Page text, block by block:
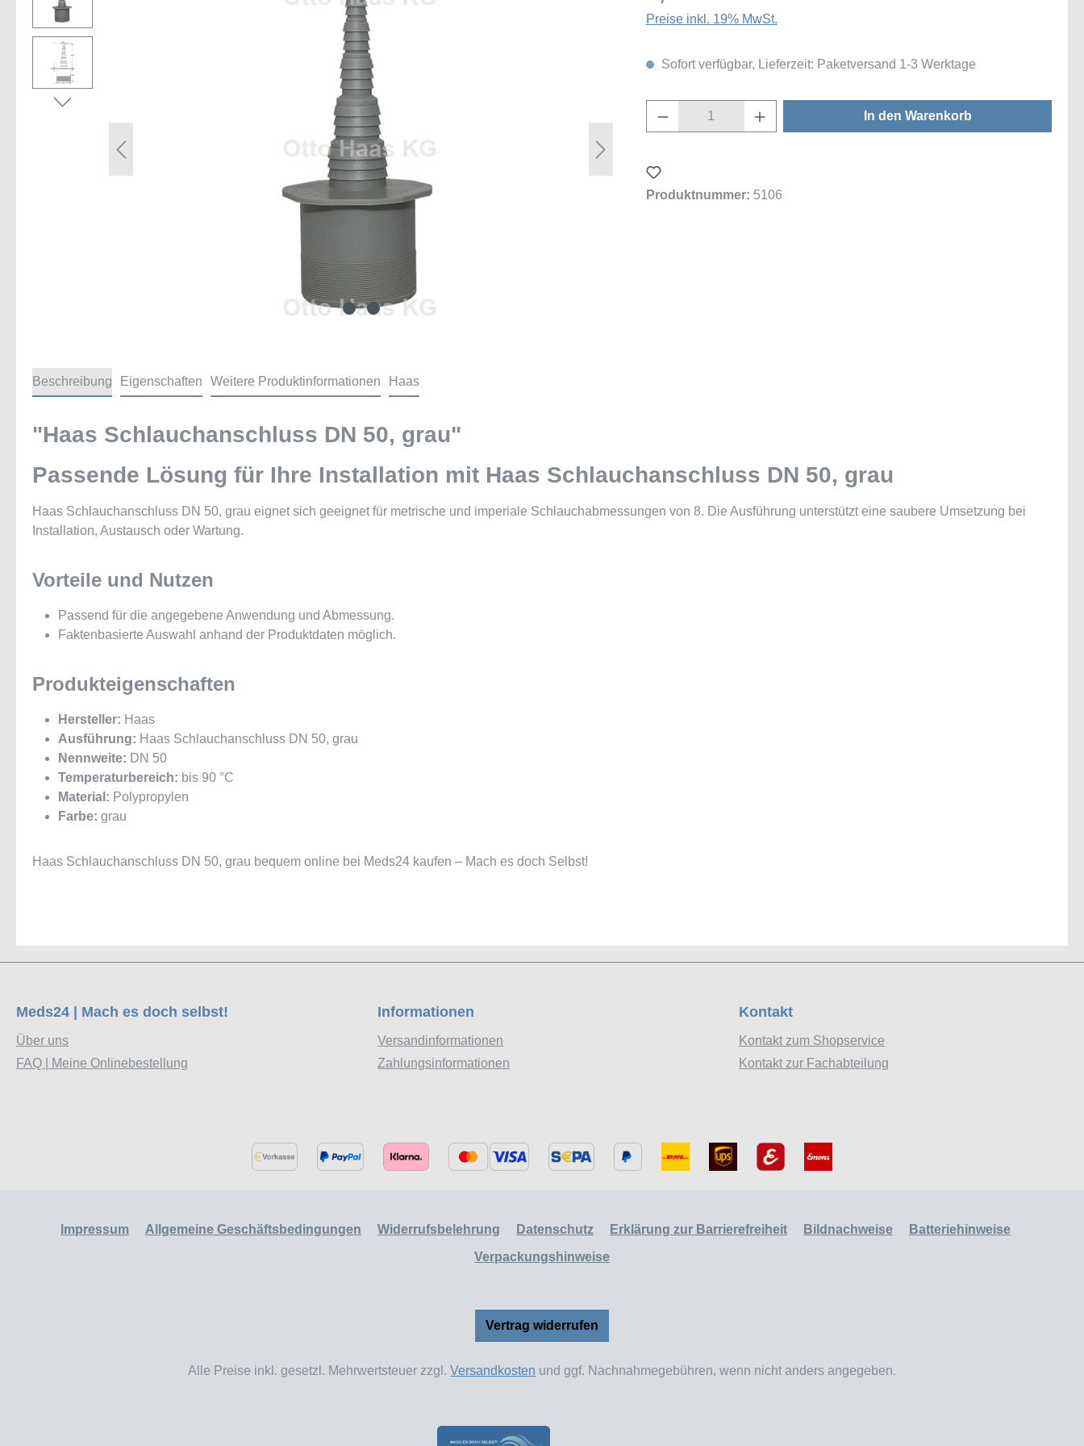
Preise inkl. 19% MwSt.
Sofort verfügbar, Lieferzeit: Paketversand 1-3 Werktage
Produkt Anzahl: Gib den gewünschten Wert ein
In den Warenkorb
Produktnummer: 5106
Beschreibung Eigenschaften Weitere Produktinformationen Haas
"Haas Schlauchanschluss DN 50, grau"
Passende Lösung für Ihre Installation mit Haas Schlauchanschluss DN 50, grau
Haas Schlauchanschluss DN 50, grau eignet sich geeignet für metrische und imperiale Schlauchabmessungen von 8. Die Ausführung unterstützt eine saubere Umsetzung bei
Installation, Austausch oder Wartung.
Vorteile und Nutzen
Passend für die angegebene Anwendung und Abmessung.
Faktenbasierte Auswahl anhand der Produktdaten möglich.
Produkteigenschaften
Hersteller: Haas
Ausführung: Haas Schlauchanschluss DN 50, grau
Nennweite: DN 50
Temperaturbereich: bis 90 °C
Material: Polypropylen
Farbe: grau
Haas Schlauchanschluss DN 50, grau bequem online bei Meds24 kaufen – Mach es doch Selbst!
Meds24 | Mach es doch selbst!
Über uns
FAQ | Meine Onlinebestellung
Informationen
Versandinformationen
Zahlungsinformationen
Kontakt
Kontakt zum Shopservice
Kontakt zur Fachabteilung
Impressum Allgemeine Geschäftsbedingungen Widerrufsbelehrung Datenschutz Erklärung zur Barrierefreiheit Bildnachweise
Batteriehinweise
Verpackungshinweise
Vertrag widerrufen
Alle Preise inkl. gesetzl. Mehrwertsteuer zzgl. Versandkosten und ggf. Nachnahmegebühren, wenn nicht anders angegeben.